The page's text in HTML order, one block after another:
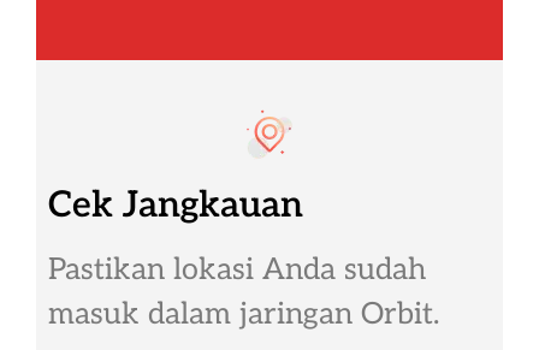
Cek Jangkauan
Pastikan lokasi Anda sudah
masuk dalam jaringan Orbit.